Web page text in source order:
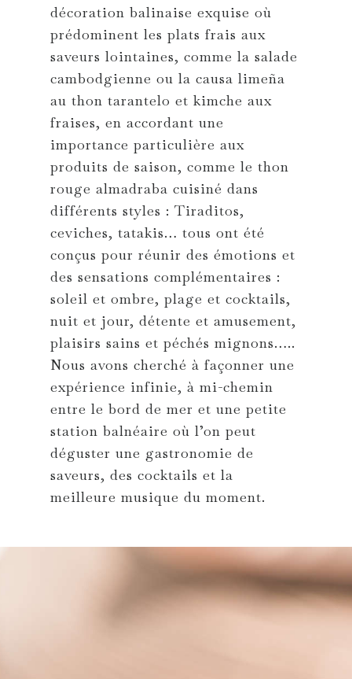
décoration balinaise exquise où
prédominent les plats frais aux
saveurs lointaines, comme la salade
cambodgienne ou la causa limeña
au thon tarantelo et kimche aux
fraises, en accordant une
importance particulière aux
produits de saison, comme le thon
rouge almadraba cuisiné dans
différents styles : Tiraditos,
ceviches, tatakis… tous ont été
conçus pour réunir des émotions et
des sensations complémentaires :
soleil et ombre, plage et cocktails,
nuit et jour, détente et amusement,
plaisirs sains et péchés mignons…..
Nous avons cherché à façonner une
expérience infinie, à mi-chemin
entre le bord de mer et une petite
station balnéaire où l’on peut
déguster une gastronomie de
saveurs, des cocktails et la
meilleure musique du moment.